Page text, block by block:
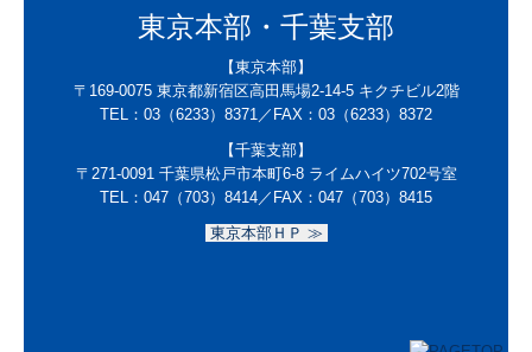
東京本部・千葉支部
【東京本部】
〒169-0075 東京都新宿区高田馬場2-14-5 キクチビル2階
TEL： 03（6233）8371 ／FAX： 03（6233）8372
【千葉支部】
〒271-0091 千葉県松戸市本町6-8 ライムハイツ702号室
TEL：047（703）8414／ FAX：047（703）8415
東京本部ＨＰ ≫